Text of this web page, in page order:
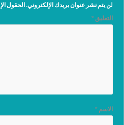
لن يتم نشر عنوان بريدك الإلكتروني. الحقول
التعليق*
الاسم*